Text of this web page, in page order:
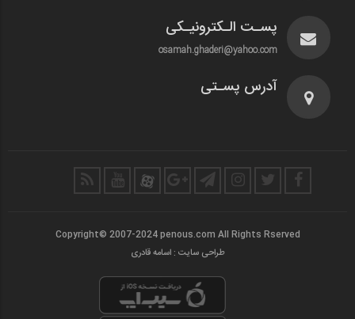
پسـت الـکترونیـکی
osamah.ghaderi@yahoo.com
آدرس پسـتی
Copyright© 2007-2024 penous.com All Rights Rserved
طراحی سایت : اسامه قادری